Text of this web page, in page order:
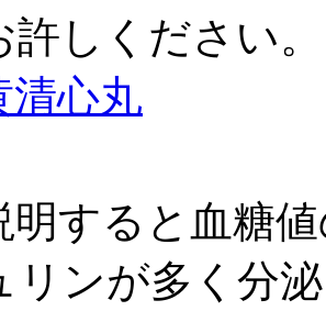
許しください
清心丸
明すると血糖
リンが多く分